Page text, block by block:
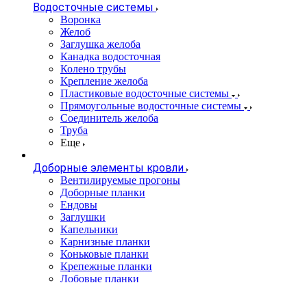
Водосточные системы
Воронка
Желоб
Заглушка желоба
Канадка водосточная
Колено трубы
Крепление желоба
Пластиковые водосточные системы
Прямоугольные водосточные системы
Соединитель желоба
Труба
Еще
Доборные элементы кровли
Вентилируемые прогоны
Доборные планки
Ендовы
Заглушки
Капельники
Карнизные планки
Коньковые планки
Крепежные планки
Лобовые планки